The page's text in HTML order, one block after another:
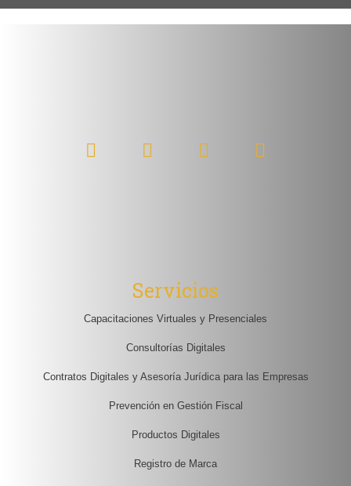
Servicios
Capacitaciones Virtuales y Presenciales
Consultorías Digitales
Contratos Digitales y Asesoría Jurídica para las Empresas
Prevención en Gestión Fiscal
Productos Digitales
Registro de Marca